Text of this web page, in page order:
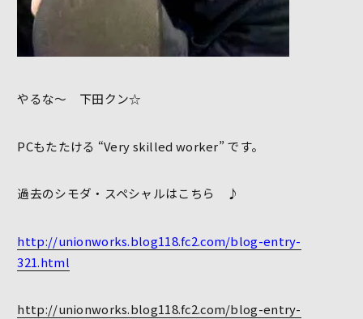
やるな～ 下田クン☆
PCもたたける “Very skilled worker” です。
過去のシモダ・スペシャルはこちら ♪
http://unionworks.blog118.fc2.com/blog-entry-
321.html
http://unionworks.blog118.fc2.com/blog-entry-